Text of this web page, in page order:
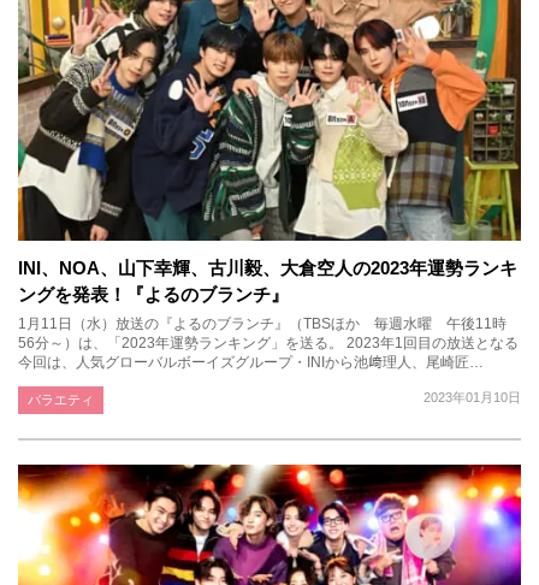
INI、NOA、山下幸輝、古川毅、大倉空人の2023年運勢ランキ
ングを発表！『よるのブランチ』
1月11日（水）放送の『よるのブランチ』（TBSほか 毎週水曜 午後11時
56分～）は、「2023年運勢ランキング」を送る。 2023年1回目の放送となる
今回は、人気グローバルボーイズグループ・INIから池﨑理人、尾崎匠…
2023年01月10日
バラエティ